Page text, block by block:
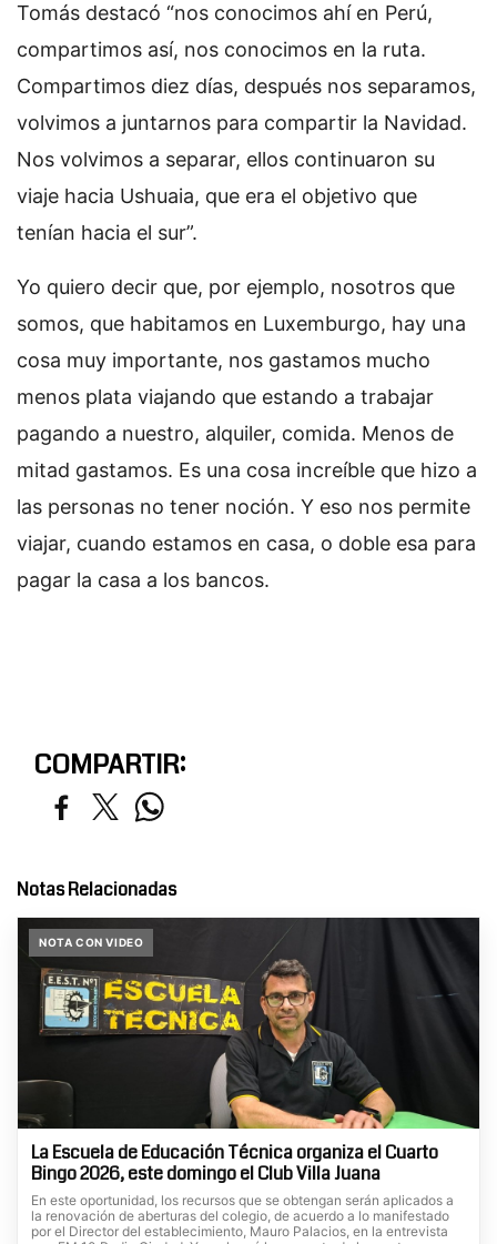
Tomás destacó “nos conocimos ahí en Perú,
compartimos así, nos conocimos en la ruta.
Compartimos diez días, después nos separamos,
volvimos a juntarnos para compartir la Navidad.
Nos volvimos a separar, ellos continuaron su
viaje hacia Ushuaia, que era el objetivo que
tenían hacia el sur”.
Yo quiero decir que, por ejemplo, nosotros que
somos, que habitamos en Luxemburgo, hay una
cosa muy importante, nos gastamos mucho
menos plata viajando que estando a trabajar
pagando a nuestro, alquiler, comida. Menos de
mitad gastamos. Es una cosa increíble que hizo a
las personas no tener noción. Y eso nos permite
viajar, cuando estamos en casa, o doble esa para
pagar la casa a los bancos.
COMPARTIR:
Notas Relacionadas
NOTA CON VIDEO
La Escuela de Educación Técnica organiza el Cuarto
Bingo 2026, este domingo el Club Villa Juana
En este oportunidad, los recursos que se obtengan serán aplicados a
la renovación de aberturas del colegio, de acuerdo a lo manifestado
por el Director del establecimiento, Mauro Palacios, en la entrevista